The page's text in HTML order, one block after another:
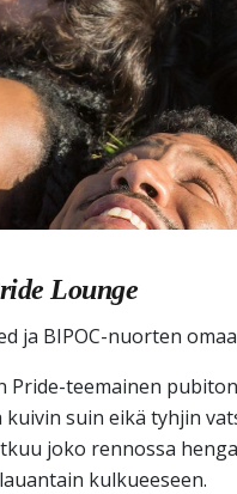
Lounge
ja BIPOC-nuorten
Pride-teemainen
suin eikä tyhjin
joko rennossa
kulkueeseen.